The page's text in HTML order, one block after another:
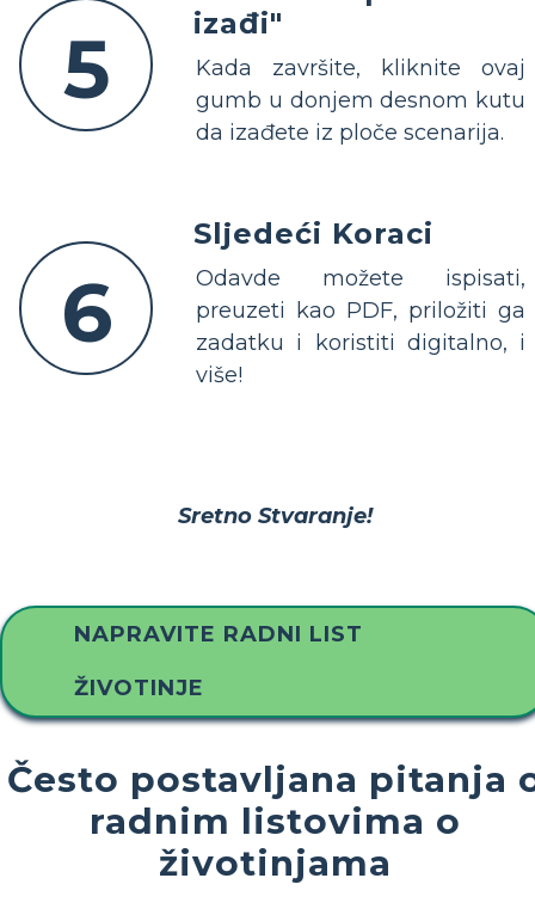
5
izađi"
Kada završite, kliknite ovaj
gumb u donjem desnom kutu
da izađete iz ploče scenarija.
6
Sljedeći Koraci
Odavde možete ispisati,
preuzeti kao PDF, priložiti ga
zadatku i koristiti digitalno, i
više!
Sretno Stvaranje!
NAPRAVITE RADNI LIST
ŽIVOTINJE
Često postavljana pitanja
radnim listovima o
životinjama